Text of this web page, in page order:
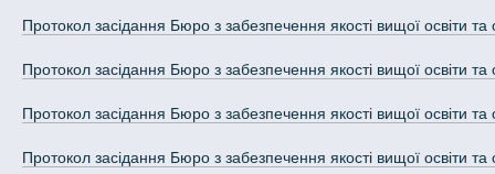
Протокол засідання Бюро з забезпечення якості вищої освіти
Протокол засідання Бюро з забезпечення якості вищої освіти
Протокол засідання Бюро з забезпечення якості вищої освіти
Протокол засідання Бюро з забезпечення якості вищої освіти